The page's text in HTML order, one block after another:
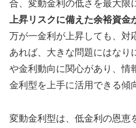
合、変動金利の低さを最大限
上昇リスクに備えた余裕資金
万が一金利が上昇しても、対
あれば、大きな問題にはなり
や金利動向に関心があり、情
金利型を上手に活用できる傾
変動金利型は、低金利の恩恵